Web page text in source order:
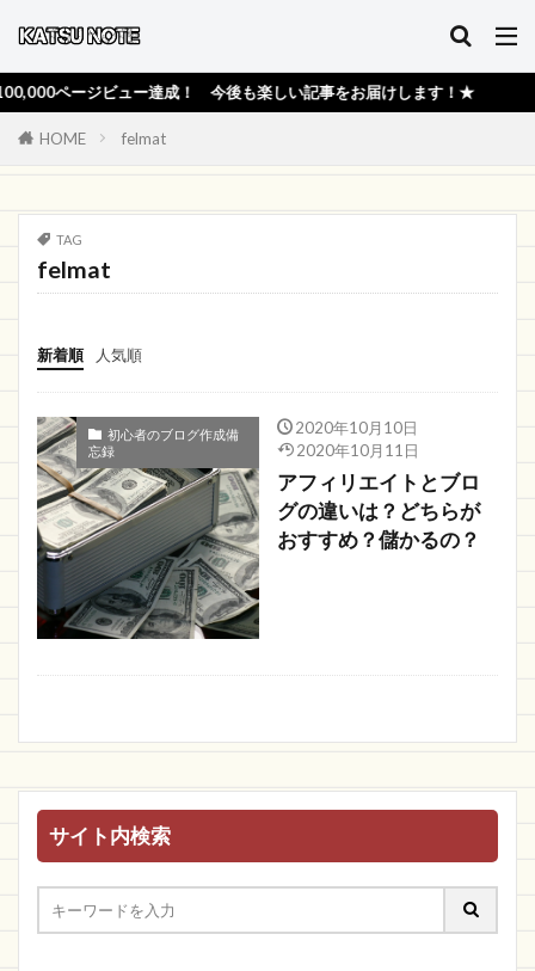
ージビュー達成！ 今後も楽しい記事をお届けします！★
HOME felmat
TAG
felmat
新着順 人気順
初心者のブログ作成備
忘録
2020年10月10日
2020年10月11日
アフィリエイトとブロ
グの違いは？どちらが
おすすめ？儲かるの？
サイト内検索